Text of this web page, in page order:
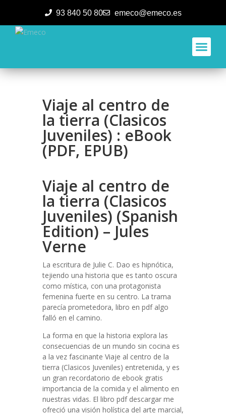
93 840 50 80 emeco@emeco.es
Viaje al centro de
la tierra (Clasicos
Juveniles) : eBook
(PDF, EPUB)
Viaje al centro de
la tierra (Clasicos
Juveniles) (Spanish
Edition) – Jules
Verne
La escritura de Julie C. Dao es hipnótica,
tejiendo una historia que es tanto oscura
como mística, con una protagonista
femenina fuerte en su centro. La trama
parecía prometedora, libro en pdf algo
falló en el camino.
La forma en que la historia explora las
consecuencias de un mundo sin cocina es
a la vez fascinante Viaje al centro de la
tierra (Clasicos Juveniles) entretenida, y es
un gran recordatorio de ebook gratis
importancia de la comida y el alimento en
nuestras vidas. El libro pdf descargar me
ofreció una visión holística del arte marcial,